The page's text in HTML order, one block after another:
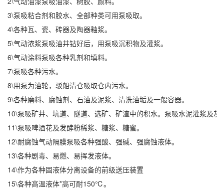
3\泵吸粘合剂和胶水、全部种类可用泵吸取。
4\各种瓦、瓷、砖器及陶器釉浆。
5\气动浓浆泵吸油井钻好后，用泵吸沉积物及灌浆。
6\气动涂料泵吸各种乳剂和填料。
7\泵吸各种污水。
8\用泵为油轮，驳船清仓吸取仓内污水。
9\各种磨料、腐蚀剂、石油及泥浆、清洗油垢及一般容器。
10\泵吸矿井、坑道、隧道、选矿、矿渣中的积水。泵吸水泥灌浆及灰
11\泵吸啤酒花及发酵粉稀浆、糖浆、糖蜜。
12\耐腐蚀气动隔膜泵吸各种强酸、强碱、强腐蚀液体。
13\各种剧毒、易燃、易挥发液体。
14\作为各种固液体分离设备的前级送压装置
15\各种高温液体*高可耐150℃。